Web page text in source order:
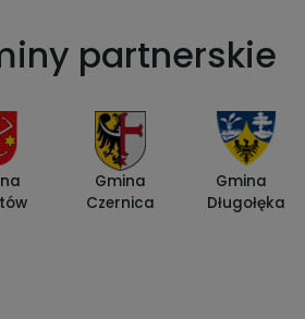
partnerskie
Gmina
Czernica
Gmina
Długołęka